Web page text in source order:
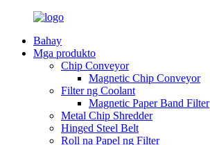
Bahay
Mga produkto
Chip Conveyor
Magnetic Chip Conveyor
Filter ng Coolant
Magnetic Paper Band Filter
Metal Chip Shredder
Hinged Steel Belt
Roll na Papel ng Filter